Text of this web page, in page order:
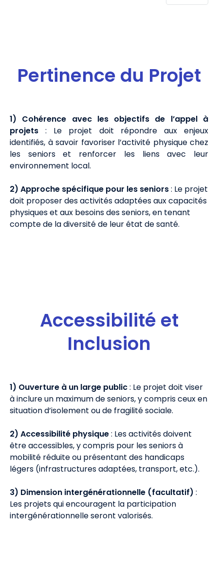
Pertinence du Projet
1) Cohérence avec les objectifs de l’appel à
projets : Le projet doit répondre aux enjeux
identifiés, à savoir favoriser l’activité physique chez
les seniors et renforcer les liens avec leur
environnement local.
2) Approche spécifique pour les seniors: Le projet
doit proposer des activités adaptées aux capacités
physiques et aux besoins des seniors, en tenant
compte de la diversité de leur état de santé.
Accessibilité et
Inclusion
1) Ouverture à un large public: Le projet doit viser
à inclure un maximum de seniors, y compris ceux en
situation d’isolement ou de fragilité sociale.
2) Accessibilité physique: Les activités doivent
être accessibles, y compris pour les seniors à
mobilité réduite ou présentant des handicaps
légers (infrastructures adaptées, transport, etc.).
3) Dimension intergénérationnelle (facultatif) :
Les projets qui encouragent la participation
intergénérationnelle seront valorisés.